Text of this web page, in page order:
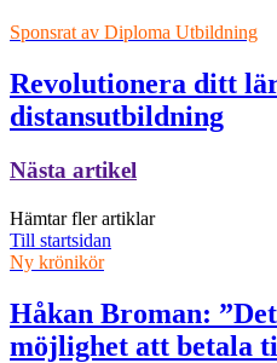
Sponsrat av Diploma Utbildning
Revolutionera ditt
distansutbildning
Nästa artikel
Hämtar fler artiklar
Till startsidan
Ny krönikör
Håkan Broman:
möjlighet att betala